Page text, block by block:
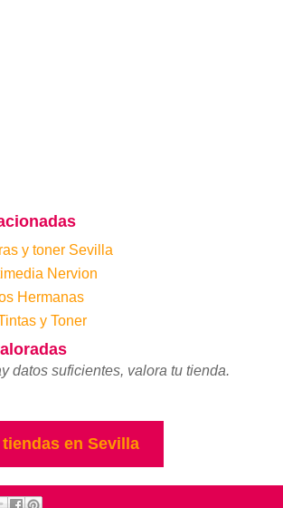
y toner Sevilla
Nervion
Hermanas
y Toner
datos suficientes, valora tu tienda.
en Sevilla